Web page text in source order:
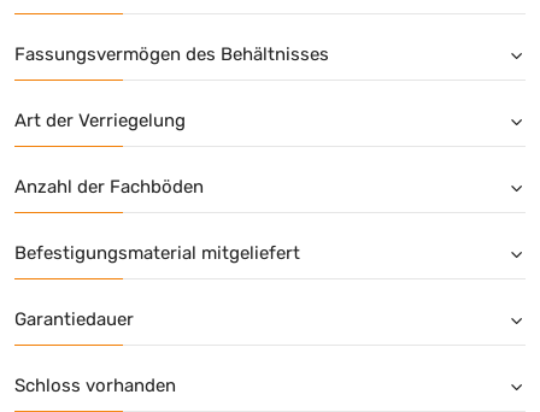
Fassungsvermögen des Behältnisses
Art der Verriegelung
Anzahl der Fachböden
Befestigungsmaterial mitgeliefert
Garantiedauer
Schloss vorhanden